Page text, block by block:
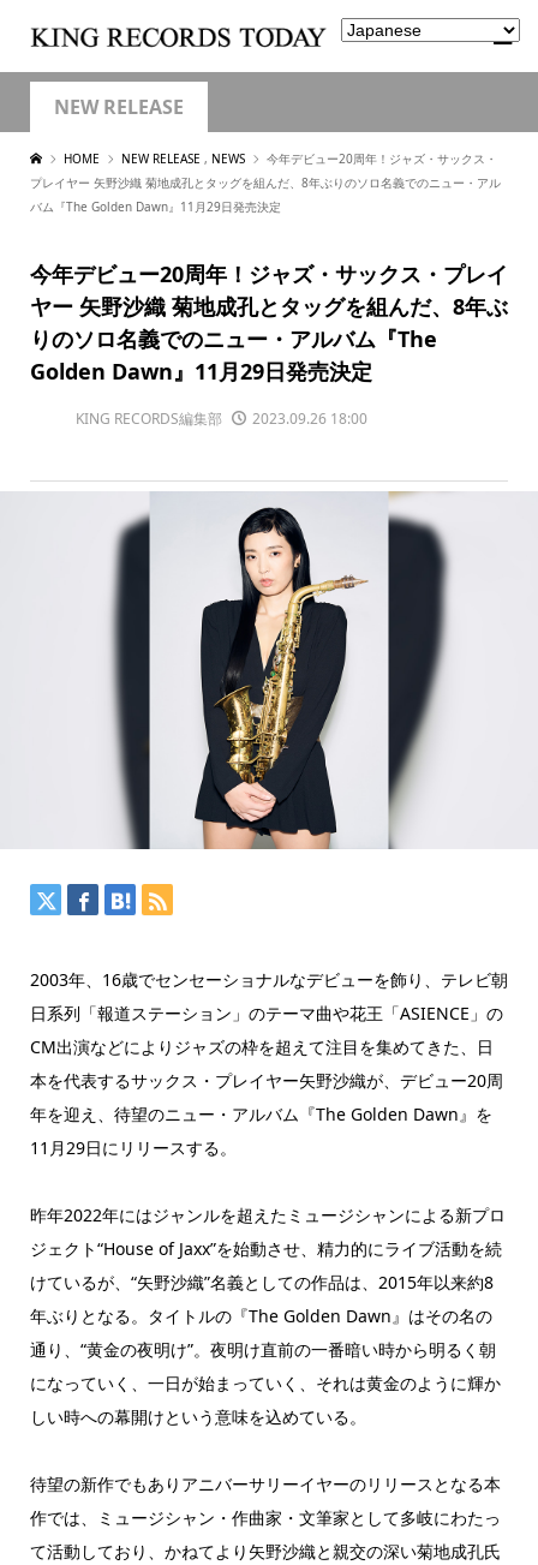
NEW RELEASE
HOME NEW RELEASE , NEWS
今年デビュー20周年！ジャズ・サックス・
プレイヤー 矢野沙織 菊地成孔とタッグを組んだ、8年ぶりのソロ名義でのニュー・アル
バム『The Golden Dawn』11月29日発売決定
今年デビュー20周年！ジャズ・サックス・プレイ
ヤー 矢野沙織 菊地成孔とタッグを組んだ、8年ぶ
りのソロ名義でのニュー・アルバム『The
Golden Dawn』11月29日発売決定
KING RECORDS編集部 2023.09.26 18:00
2003年、16歳でセンセーショナルなデビューを飾り、テレビ朝
日系列「報道ステーション」のテーマ曲や花王「ASIENCE」の
CM出演などによりジャズの枠を超えて注目を集めてきた、日
本を代表するサックス・プレイヤー矢野沙織が、デビュー20周
年を迎え、待望のニュー・アルバム『The Golden Dawn』を
11月29日にリリースする。
昨年2022年にはジャンルを超えたミュージシャンによる新プロ
ジェクト“House of Jaxx”を始動させ、精力的にライブ活動を続
けているが、“矢野沙織”名義としての作品は、2015年以来約8
年ぶりとなる。タイトルの『The Golden Dawn』はその名の
通り、“黄金の夜明け”。夜明け直前の一番暗い時から明るく朝
になっていく、一日が始まっていく、それは黄金のように輝か
しい時への幕開けという意味を込めている。
待望の新作でもありアニバーサリーイヤーのリリースとなる本
作では、ミュージシャン・作曲家・文筆家として多岐にわたっ
て活動しており、かねてより矢野沙織と親交の深い菊地成孔氏